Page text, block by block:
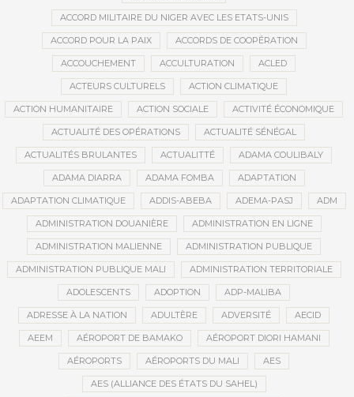
ACCORD MILITAIRE DU NIGER AVEC LES ETATS-UNIS
ACCORD POUR LA PAIX ACCORDS DE COOPÉRATION
ACCOUCHEMENT ACCULTURATION ACLED
ACTEURS CULTURELS ACTION CLIMATIQUE
ACTION HUMANITAIRE ACTION SOCIALE ACTIVITÉ ÉCONOMIQUE
ACTUALITÉ DES OPÉRATIONS ACTUALITÉ SÉNÉGAL
ACTUALITÉS BRULANTES ACTUALITTÉ ADAMA COULIBALY
ADAMA DIARRA ADAMA FOMBA ADAPTATION
ADAPTATION CLIMATIQUE ADDIS-ABEBA ADEMA-PASJ ADM
ADMINISTRATION DOUANIÈRE ADMINISTRATION EN LIGNE
ADMINISTRATION MALIENNE ADMINISTRATION PUBLIQUE
ADMINISTRATION PUBLIQUE MALI ADMINISTRATION TERRITORIALE
ADOLESCENTS ADOPTION ADP-MALIBA
ADRESSE À LA NATION ADULTÈRE ADVERSITÉ AECID
AEEM AÉROPORT DE BAMAKO AÉROPORT DIORI HAMANI
AÉROPORTS AÉROPORTS DU MALI AES
AES (ALLIANCE DES ÉTATS DU SAHEL)